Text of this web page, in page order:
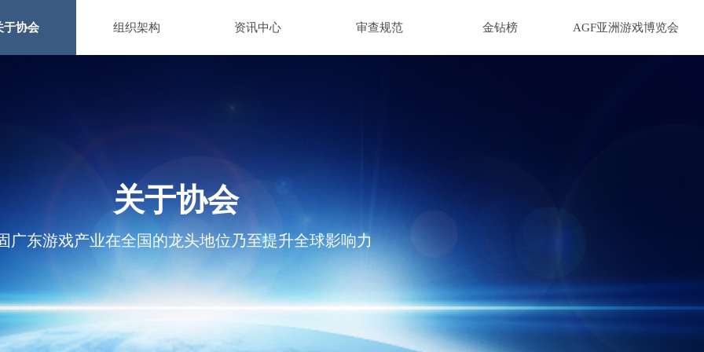
于协会 组织架构 资讯中心 审查规范 金钻榜 AGF亚洲游戏博览会
关于协会
广东游戏产业在全国的龙头地位乃至提升全球影响力